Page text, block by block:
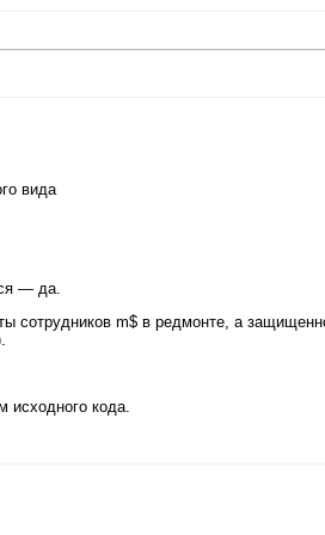
вида
— да.
сотрудников m$ в редмонте, а
кода.